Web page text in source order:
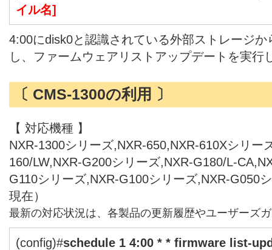
イル名]
4:00にdisk0と認識されている外部ストレージ
し、ファームウェアリストアップデートを実行
〔 CMS-1300の利用 〕
【 対応機種 】
NXR-1300シリーズ,NXR-650,NXR-610Xシリー
160/LW,NXR-G200シリーズ,NXR-G180/L-
G110シリーズ,NXR-G100シリーズ,NXR-G050
現在）
最新の対応状況は、各製品の更新履歴やユーザーズ
(config)#schedule 1 4:00 * * firmware list-